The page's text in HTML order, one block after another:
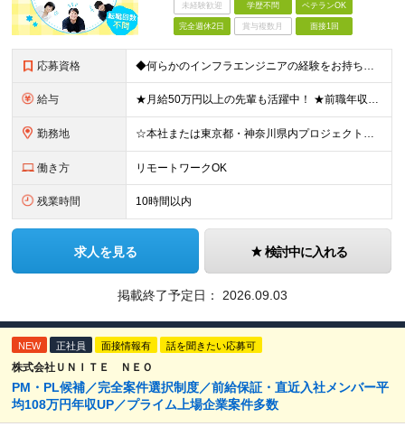
未経験歓迎 学歴不問 ベテランOK
完全週休2日 賞与複数月 面接1回
応募資格 ◆何らかのインフラエンジニアの経験をお持ちの方 ┗設計・構築経験だけではなく、運用・保守経験があるという方も、お気軽にご応募ください！ ┗ブランク・転職回数は不問です！ ┗ネガティブな応募理由も歓迎で
給与 ★月給50万円以上の先輩も活躍中！ ★前職年収から80万円以上UP保証 月給35万円～ ※月給には固定残業代を含む(月20時間分/2万6000円～/超過分別途支給） ※残業がなくても上記支給(基本残
勤務地 ☆本社または東京都・神奈川県内プロジェクト先での勤務となります ☆リモートワークOKの案件も多数あります(応相談) ☆転居を伴う転勤はありません ☆九州地方、北陸地方、北海道からの転職者も多数在籍！/
働き方 リモートワークOK
残業時間 10時間以内
求人を見る 検討中に入れる
掲載終了予定日： 2026.09.03
NEW 正社員 面接情報有 話を聞きたい応募可
株式会社ＵＮＩＴＥ ＮＥＯ
PM・PL候補／完全案件選択制度／前給保証・直近入社メンバー平
均108万円年収UP／プライム上場企業案件多数